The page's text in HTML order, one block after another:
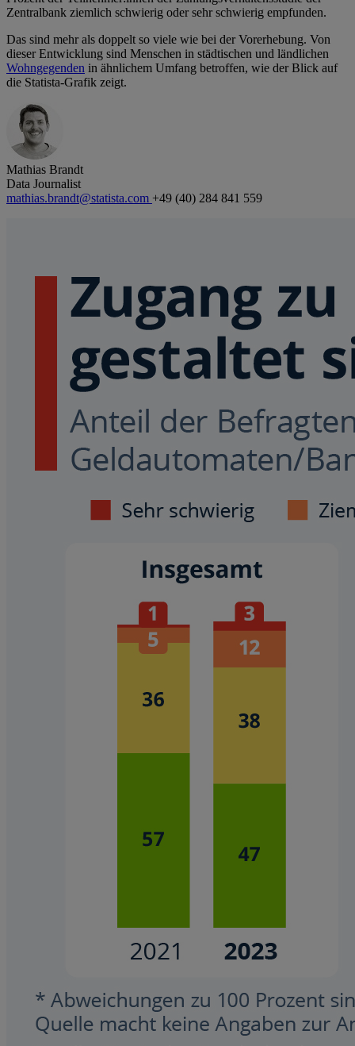
Zentralbank ziemlich schwierig oder sehr schwierig empfunden.
Das sind mehr als doppelt so viele wie bei der Vorerhebung. Von
dieser Entwicklung sind Menschen in städtischen und ländlichen
Wohngegenden in ähnlichem Umfang betroffen, wie der Blick auf
die Statista-Grafik zeigt.
Mathias Brandt
Data Journalist
mathias.brandt@statista.com +49 (40) 284 841 559